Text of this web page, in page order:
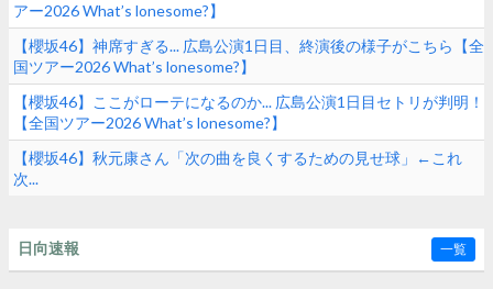
アー2026 What’s lonesome?】
【櫻坂46】神席すぎる... 広島公演1日目、終演後の様子がこちら【全
国ツアー2026 What’s lonesome?】
【櫻坂46】ここがローテになるのか... 広島公演1日目セトリが判明！
【全国ツアー2026 What’s lonesome?】
【櫻坂46】秋元康さん「次の曲を良くするための見せ球」←これ
次...
日向速報 一覧